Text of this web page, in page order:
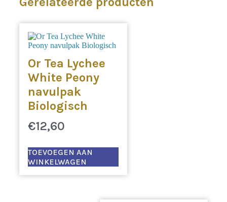
Or Tea Lychee
White Peony
navulpak
Biologisch
€12,60
TOEVOEGEN AAN
WINKELWAGEN